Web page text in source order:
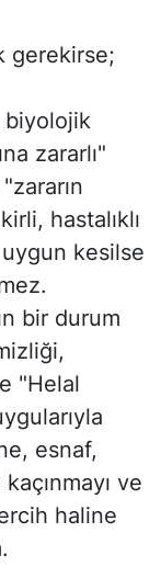
gerekirse;
biyolojik
zararlı"
hastalıklı
kesilse
bir durum
"Helal
esnaf,
ve
haline